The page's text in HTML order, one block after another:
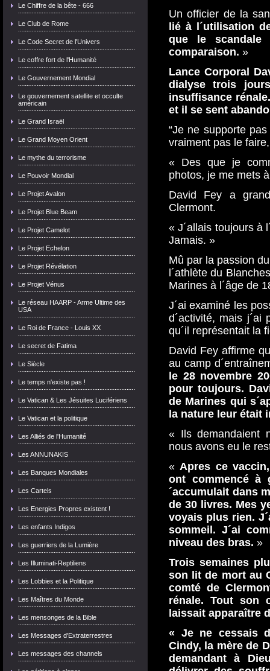
Le Chiffre de la bête - 666
Le Club de Rome
Le Code Secret de l'Univers
Le coffre fort de l'Humanité
Le Gouvernement Mondial
Le gouvernement satellite et occulte
américain
Le Grand Israël
Le Grand Moyen Orient
Le mythe du terrorisme
Le Pouvoir Mondial
Le Projet Avalon
Le Projet Blue Beam
Le Projet Camelot
Le Projet Echelon
Le Projet Révélation
Le Projet Vénus
Le réseau HAARP - Arme Ultime des
USA
Le Roi de France - Louis XX
Le secret de Fatima
Le Siècle
Le temps n'existe pas !
Le Vatican & Les Jésuites Lucifériens
Le Vatican et la politique
Les Alliés de l'Humanité
Les ANNUNAKIS
Les Banques Mondiales
Les Cartels
Les Energies Propres existent !
Les enfants Indigos
Les guerriers de la Lumière
Les Illuminati-Reptiliens
Les Lobbies et la Politique
Les Maîtres du Monde
Les mensonges de la Bible
Les Messages d'Extraterrestres
Les messages des channels
Un officier de la
lié à l´utilisation
que le
comparaison. »
Lance Corporal
dialyse trois
insuffisance
et il se sent
“Je ne supporte
vraiment pas le
« Des que je
photos, je me mets
David Fey a
Clermont.
« J´allais toujours à
Jamais. »
Mû par la passion
l´athlète du
Marines à l´âge de
J´ai examiné les
d´activité, mais j´ai
qu´il représentait la
David Fey affirme
au camp
le 28 novembre
pour toujours.
de Marines qui
la nature leur était
« Ils demandaient
nous avons eu le
«Apres ce
ont commencé à
´accumulait dans
de 30 livres. Mes
voyais plus rien.
sommeil. J´ai
niveau des bras. »
Trois semaines
son lit de mort au
comté de
rénale. Tout son
laissait apparaître
« Je ne cessais
Cindy, la mère de
demandant à